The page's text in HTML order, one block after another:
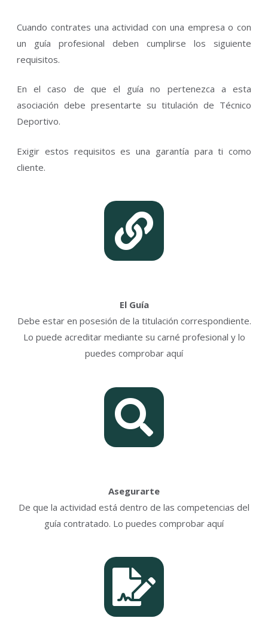
Cuando contrates una actividad con una empresa o con
un guía profesional deben cumplirse los siguiente
requisitos.
En el caso de que el guía no pertenezca a esta
asociación debe presentarte su titulación de Técnico
Deportivo.
Exigir estos requisitos es una garantía para ti como
cliente.
El Guía
Debe estar en posesión de la titulación correspondiente.
Lo puede acreditar mediante su carné profesional y lo
puedes comprobar aquí
Asegurarte
De que la actividad está dentro de las competencias del
guía contratado. Lo puedes comprobar aquí